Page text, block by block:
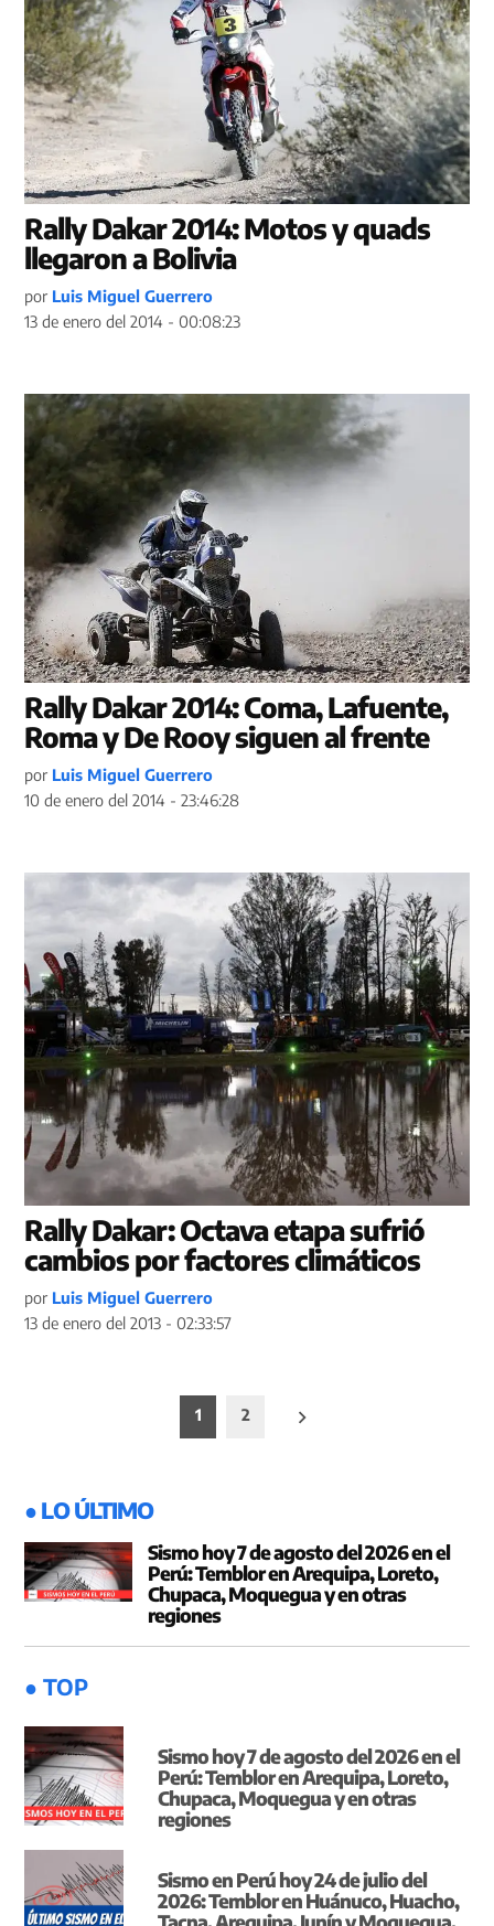
Rally Dakar 2014: Motos y quads
llegaron a Bolivia
por Luis Miguel Guerrero
13 de enero del 2014 - 00:08:23
Rally Dakar 2014: Coma, Lafuente,
Roma y De Rooy siguen al frente
por Luis Miguel Guerrero
10 de enero del 2014 - 23:46:28
Rally Dakar: Octava etapa sufrió
cambios por factores climáticos
por Luis Miguel Guerrero
13 de enero del 2013 - 02:33:57
1 2
● LO ÚLTIMO
Sismo hoy 7 de agosto del 2026 en el
Perú: Temblor en Arequipa, Loreto,
Chupaca, Moquegua y en otras
regiones
● TOP
Sismo hoy 7 de agosto del 2026 en el
Perú: Temblor en Arequipa, Loreto,
Chupaca, Moquegua y en otras
regiones
Sismo en Perú hoy 24 de julio del
2026: Temblor en Huánuco, Huacho,